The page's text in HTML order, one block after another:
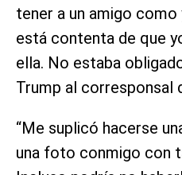
tener a un amigo
está contenta de que
ella. No estaba
Trump al corresponsal
“Me suplicó hacerse
una foto conmigo con